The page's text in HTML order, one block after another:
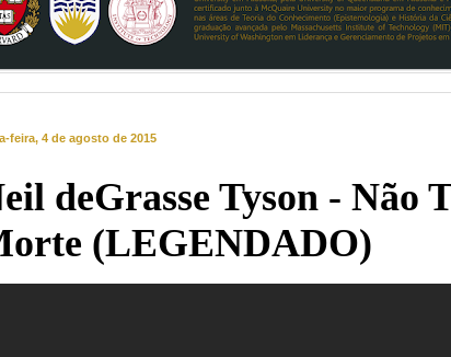
feira, 4 de agosto de 2015
deGrasse Tyson - Não
(LEGENDADO)